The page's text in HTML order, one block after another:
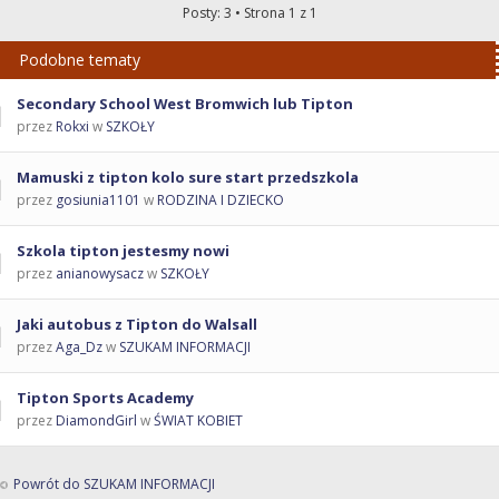
Posty: 3 • Strona 1 z 1
Podobne tematy
Secondary School West Bromwich lub Tipton
przez Rokxi w SZKOŁY
Mamuski z tipton kolo sure start przedszkola
przez gosiunia1101 w RODZINA I DZIECKO
Szkola tipton jestesmy nowi
przez anianowysaczw SZKOŁY
Jaki autobus z Tipton do Walsall
przezAga_Dzw SZUKAM INFORMACJI
Tipton Sports Academy
przez DiamondGirl wŚWIAT KOBIET
Powrót do SZUKAM INFORMACJI